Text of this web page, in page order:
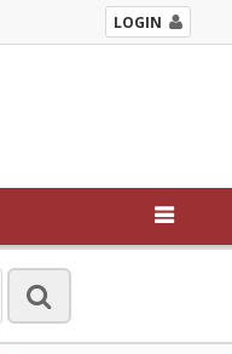
LOGIN